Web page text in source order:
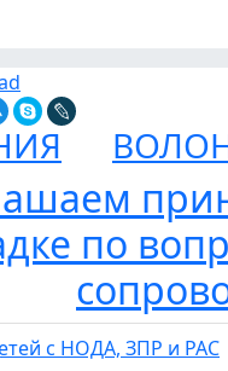
по
с НОДА, ЗПР и РАС